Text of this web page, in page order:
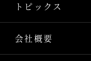
トピックス
会社概要